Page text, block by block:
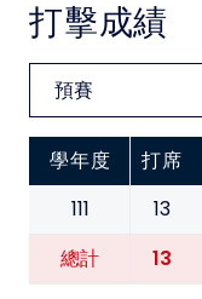
打擊成績
學年度 打席
111 13
總計 13